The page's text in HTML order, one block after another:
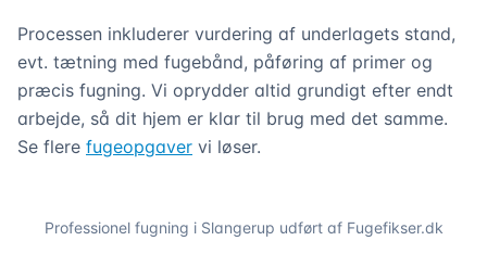
Processen inkluderer vurdering af underlagets stand,
evt. tætning med fugebånd, påføring af primer og
præcis fugning. Vi oprydder altid grundigt efter endt
arbejde, så dit hjem er klar til brug med det samme.
Se flere fugeopgaver vi løser.
Professionel fugning i Slangerup udført af Fugefikser.dk